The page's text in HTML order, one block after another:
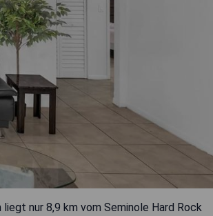
nur 8,9 km vom Seminole Hard Rock